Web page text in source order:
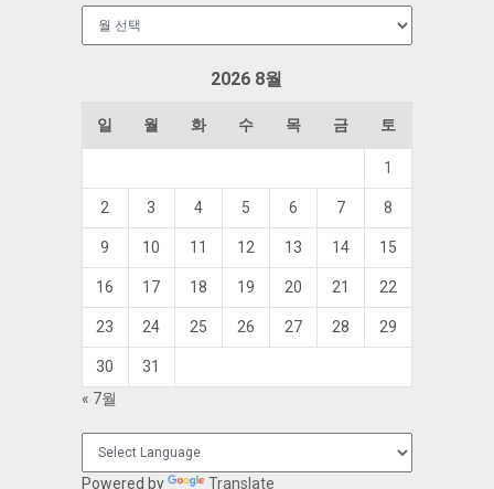
2026 8월
일 월 화 수 목 금 토
1
2 3 4 5 6 7 8
9 10 11 12 13 14 15
16 17 18 19 20 21 22
23 24 25 26 27 28 29
30
31
« 7월
Powered by Translate